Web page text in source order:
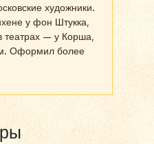
художники.
у фон Штукка,
театрах — у Корша,
Оформил более